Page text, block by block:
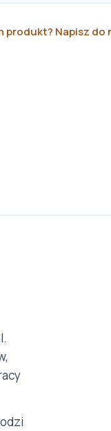
produkt? Napisz do